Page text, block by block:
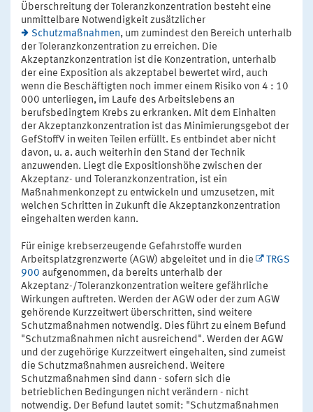
Überschreitung der Toleranzkonzentration besteht eine
unmittelbare Notwendigkeit zusätzlicher
Schutzmaßnahmen, um zumindest den Bereich unterhalb
der Toleranzkonzentration zu erreichen. Die
Akzeptanzkonzentration ist die Konzentration, unterhalb
der eine Exposition als akzeptabel bewertet wird, auch
wenn die Beschäftigten noch immer einem Risiko von 4 : 10
000 unterliegen, im Laufe des Arbeitslebens an
berufsbedingtem Krebs zu erkranken. Mit dem Einhalten
der Akzeptanzkonzentration ist das Minimierungsgebot der
GefStoffV in weiten Teilen erfüllt. Es entbindet aber nicht
davon, u. a. auch weiterhin den Stand der Technik
anzuwenden. Liegt die Expositionshöhe zwischen der
Akzeptanz- und Toleranzkonzentration, ist ein
Maßnahmenkonzept zu entwickeln und umzusetzen, mit
welchen Schritten in Zukunft die Akzeptanzkonzentration
eingehalten werden kann.
Für einige krebserzeugende Gefahrstoffe wurden
Arbeitsplatzgrenzwerte (AGW) abgeleitet und in die
TRGS
900 aufgenommen, da bereits unterhalb der
Akzeptanz-/Toleranzkonzentration weitere gefährliche
Wirkungen auftreten. Werden der AGW oder der zum AGW
gehörende Kurzzeitwert überschritten, sind weitere
Schutzmaßnahmen notwendig. Dies führt zu einem Befund
"Schutzmaßnahmen nicht ausreichend". Werden der AGW
und der zugehörige Kurzzeitwert eingehalten, sind zumeist
die Schutzmaßnahmen ausreichend. Weitere
Schutzmaßnahmen sind dann - sofern sich die
betrieblichen Bedingungen nicht verändern - nicht
notwendig. Der Befund lautet somit: "Schutzmaßnahmen